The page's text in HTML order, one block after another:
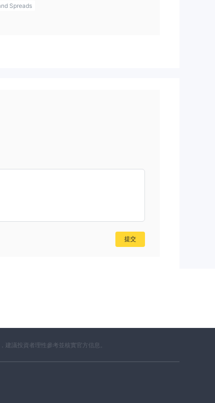
Spreads
提交
議投資者理性參考並核實官方信息。